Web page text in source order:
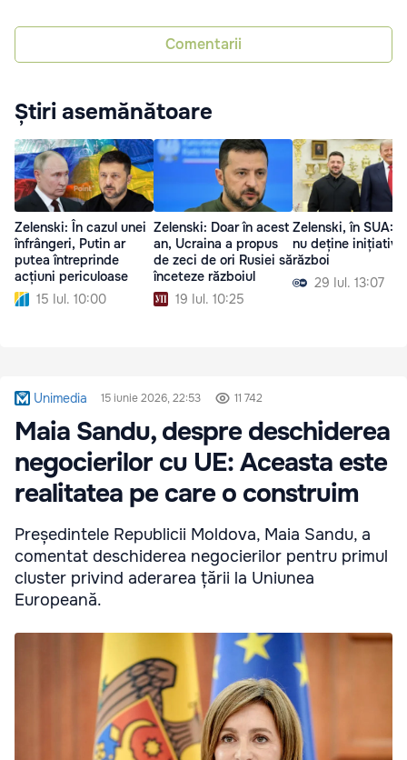
Comentarii
Știri asemănătoare
Zelenski: În cazul unei
înfrângeri, Putin ar
putea întreprinde
acțiuni periculoase
15 Iul. 10:00
Zelenski: Doar în acest
an, Ucraina a propus
de zeci de ori Rusiei să
înceteze războiul
19 Iul. 10:25
Zelenski, în SUA:
nu deține inițiativa
război
29 Iul. 13:07
Unimedia 15 iunie 2026, 22:53 11 742
Maia Sandu, despre deschiderea
negocierilor cu UE: Aceasta este
realitatea pe care o construim
Președintele Republicii Moldova, Maia Sandu, a
comentat deschiderea negocierilor pentru primul
cluster privind aderarea țării la Uniunea
Europeană.